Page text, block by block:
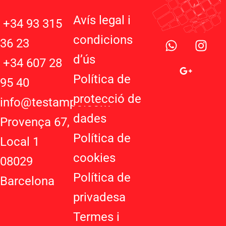
+34 93 315
36 23
+34 607 28
95 40
info@testampo.com
Provença 67,
Local 1
08029
Barcelona
Avís legal i
condicions
d’ús
Política de
protecció de
dades
Política de
cookies
Política de
privadesa
Termes i
W
h
I
n
o
g